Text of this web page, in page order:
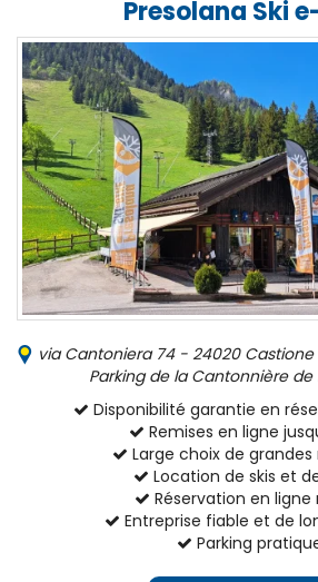
Presolana Ski
via Cantoniera 74 - 24020 Castione
Parking de la Cantonnière de
Disponibilité garantie en
Remises en ligne
Large choix de
Location de skis et
Réservation en ligne
Entreprise fiable et de
Parking